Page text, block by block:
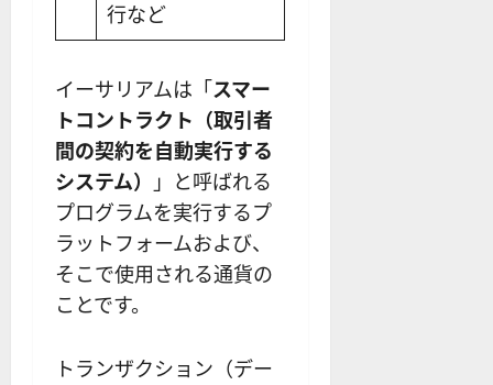
行など
イーサリアムは「スマー
トコントラクト（取引者
間の契約を自動実行する
システム）
」と呼ばれる
プログラムを実行するプ
ラットフォームおよび、
そこで使用される通貨の
ことです。
トランザクション（デー